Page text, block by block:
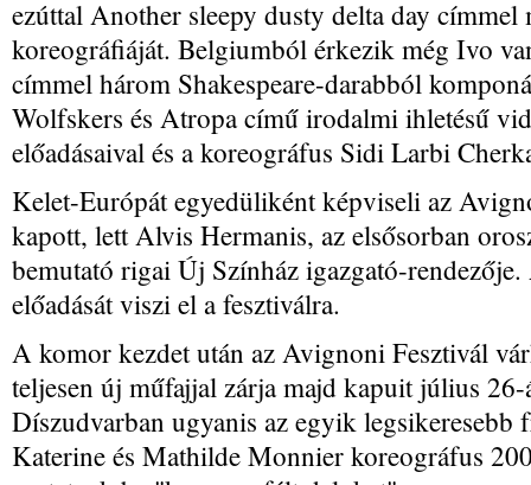
ezúttal Another sleepy dusty delta day címmel
koreográfiáját. Belgiumból érkezik még Ivo
címmel három Shakespeare-darabból
Wolfskers és Atropa című irodalmi ihletésű
előadásaival és a koreográfus Sidi Larbi
Kelet-Európát egyedüliként képviseli az
kapott, lett Alvis Hermanis, az elsősorban
bemutató rigai Új Színház igazgató-
előadását viszi el a fesztiválra.
A komor kezdet után az Avignoni Fesztivál
teljesen új műfajjal zárja majd kapuit július 26-
Díszudvarban ugyanis az egyik legsikeresebb
Katerine és Mathilde Monnier koreográfus